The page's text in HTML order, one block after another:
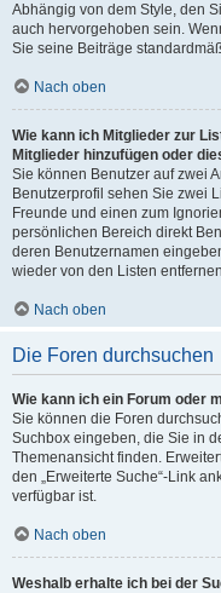
Abhängig von dem Style, den
auch hervorgehoben sein.
Sie seine Beiträge
Nach oben
Wie kann ich Mitglieder zur
Mitglieder hinzufügen oder
Sie können Benutzer auf zwei
Benutzerprofil sehen Sie zwei
Freunde und einen zum
persönlichen Bereich direkt
deren Benutzernamen
wieder von den Listen
Nach oben
Die Foren durchsuchen
Wie kann ich ein Forum oder
Sie können die Foren
Suchbox eingeben, die Sie in
Themenansicht finden.
den „Erweiterte Suche“-Link
verfügbar ist.
Nach oben
Weshalb erhalte ich bei der